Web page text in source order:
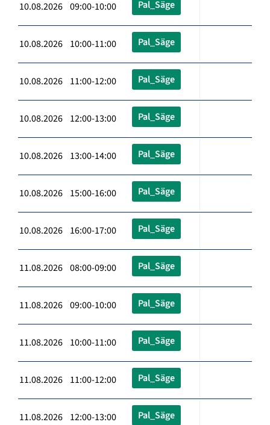
10.08.2026 09:00-10:00 Pal_Säge
10.08.2026 10:00-11:00 Pal_Säge
10.08.2026 11:00-12:00 Pal_Säge
10.08.2026 12:00-13:00 Pal_Säge
10.08.2026 13:00-14:00 Pal_Säge
10.08.2026 15:00-16:00 Pal_Säge
10.08.2026 16:00-17:00 Pal_Säge
11.08.2026 08:00-09:00 Pal_Säge
11.08.2026 09:00-10:00 Pal_Säge
11.08.2026 10:00-11:00 Pal_Säge
11.08.2026 11:00-12:00 Pal_Säge
11.08.2026 12:00-13:00 Pal_Säge